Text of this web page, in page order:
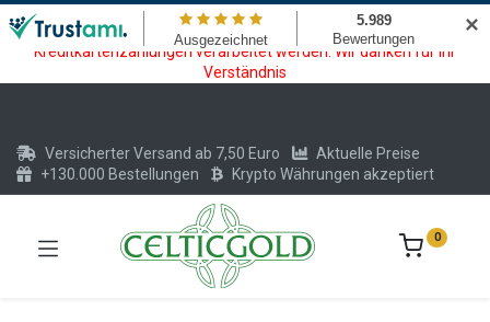
Wartungsarbeiten am Kreditkarten und Krypto Bezahlmodul. In der
Zeit vom 20.07. - 09.08.2026 können keine Krypto oder
Kreditkartenzahlungen verarbeitet werden. Wir danken für Ihr
Verständnis
Versicherter Versand ab 7,50 Euro
Aktuelle Preise
+130.000 Bestellungen
Krypto Währungen akzeptiert
0
✕